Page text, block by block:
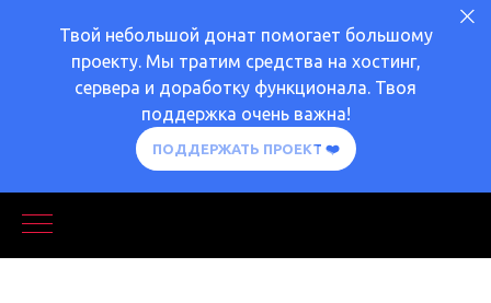
Твой небольшой донат помогает большому
проекту. Мы тратим средства на хостинг,
сервера и доработку функционала. Твоя
поддержка очень важна!
ПОДДЕРЖАТЬ ПРОЕКТ ❤️